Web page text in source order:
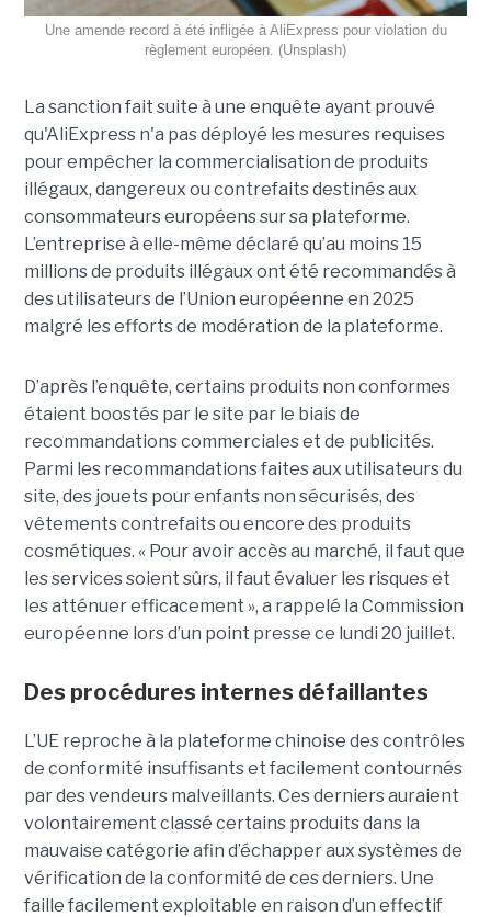
Une amende record à été infligée à AliExpress pour violation du
règlement européen. (Unsplash)
La sanction fait suite à une enquête ayant prouvé
qu'AliExpress n'a pas déployé les mesures requises
pour empêcher la commercialisation de produits
illégaux, dangereux ou contrefaits destinés aux
consommateurs européens sur sa plateforme.
L’entreprise à elle-même déclaré qu’au moins 15
millions de produits illégaux ont été recommandés à
des utilisateurs de l’Union européenne en 2025
malgré les efforts de modération de la plateforme.
D’après l’enquête, certains produits non conformes
étaient boostés par le site par le biais de
recommandations commerciales et de publicités.
Parmi les recommandations faites aux utilisateurs du
site, des jouets pour enfants non sécurisés, des
vêtements contrefaits ou encore des produits
cosmétiques. « Pour avoir accès au marché, il faut que
les services soient sûrs, il faut évaluer les risques et
les atténuer efficacement », a rappelé la Commission
européenne lors d’un point presse ce lundi 20 juillet.
Des procédures internes défaillantes
L’UE reproche à la plateforme chinoise des contrôles
de conformité insuffisants et facilement contournés
par des vendeurs malveillants. Ces derniers auraient
volontairement classé certains produits dans la
mauvaise catégorie afin d’échapper aux systèmes de
vérification de la conformité de ces derniers. Une
faille facilement exploitable en raison d’un effectif